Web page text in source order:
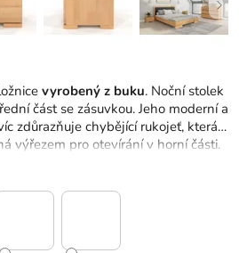
vyrobený z buku. Noční stolek
část se zásuvkou. Jeho moderní a
zdůrazňuje chybějící rukojeť, která
výřezem pro otevírání v horní části.